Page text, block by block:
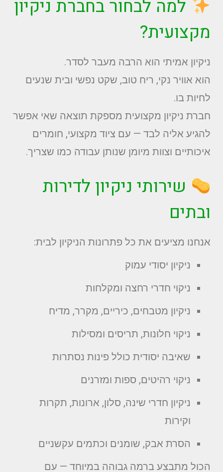
למה לבחור בחברת ניקיון
מקצועית?
ניקיון אמיתי הוא הרבה מעבר לסדר.
הוא אוויר נקי, ריח טוב, שקט נפשי ובית שנעים
לחיות בו.
חברת ניקיון מקצועית מספקת תוצאה שאי אפשר
להגיע אליה לבד — עם ציוד מקצועי, חומרים
איכותיים וצוות מיומן שנותן עבודה כמו שצריך.
שירותי ניקיון לדירות
ובתים
אנחנו מציעים את כל פתרונות הניקיון לבית:
ניקיון יסודי עמוק
ניקוי חדרי רחצה ומקלחות
ניקיון מטבחים, כיריים, מקרר, מדיח
ניקוי חלונות, תריסים ומסילות
שאיבה יסודית כולל פינות נסתרות
ניקוי רהיטים, ספות ומזרנים
ניקיון חדרי שינה, סלון, ארונות, תקרות
וקירות
הסרת אבק, שומנים וכתמים עקשניים
הכול מתבצע ברמה גבוהה במיוחד — עם